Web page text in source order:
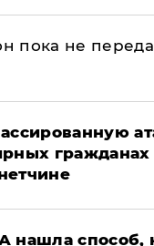
пока не
гражданах
способ,